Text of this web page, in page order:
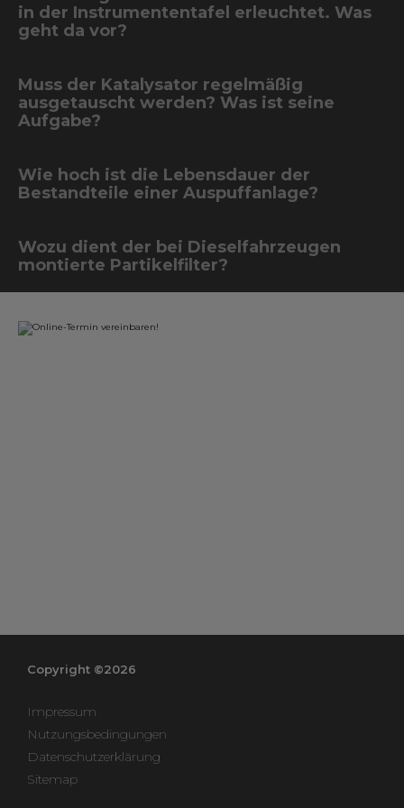
in der Instrumententafel erleuchtet. Was
geht da vor?
Muss der Katalysator regelmäßig
ausgetauscht werden? Was ist seine
Aufgabe?
Wie hoch ist die Lebensdauer der
Bestandteile einer Auspuffanlage?
Wozu dient der bei Dieselfahrzeugen
montierte Partikelfilter?
Copyright ©2026
Impressum
Nutzungsbedingungen
Datenschutzerklärung
Sitemap